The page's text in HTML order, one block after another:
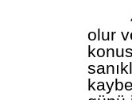
4
olur